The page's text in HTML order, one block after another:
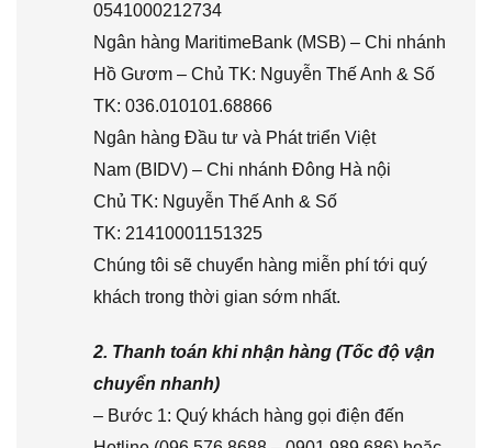
0541000212734
Ngân hàng MaritimeBank (MSB) – Chi nhánh
Hồ Gươm – Chủ TK: Nguyễn Thế Anh & Số
TK: 036.010101.68866
Ngân hàng Đầu tư và Phát triển Việt
Nam (BIDV) – Chi nhánh Đông Hà nội
Chủ TK: Nguyễn Thế Anh & Số
TK: 21410001151325
Chúng tôi sẽ chuyển hàng miễn phí tới quý
khách trong thời gian sớm nhất.
2. Thanh toán khi nhận hàng (Tốc độ vận
chuyển nhanh)
– Bước 1: Quý khách hàng gọi điện đến